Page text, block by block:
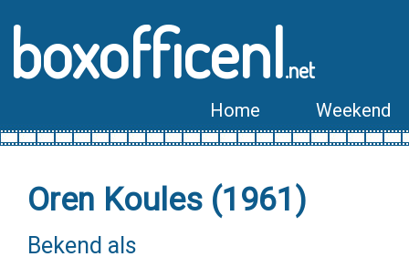
boxofficenl.net
Home Weekend
Oren Koules (1961)
Bekend als